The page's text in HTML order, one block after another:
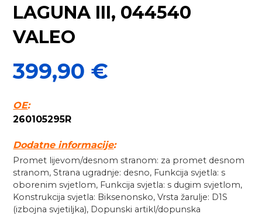
LAGUNA III, 044540
VALEO
399,90 €
OE:
260105295R
Dodatne informacije:
Promet lijevom/desnom stranom: za promet desnom
stranom, Strana ugradnje: desno, Funkcija svjetla: s
oborenim svjetlom, Funkcija svjetla: s dugim svjetlom,
Konstrukcija svjetla: Biksenonsko, Vrsta žarulje: D1S
(izbojna svjetiljka), Dopunski artikl/dopunska